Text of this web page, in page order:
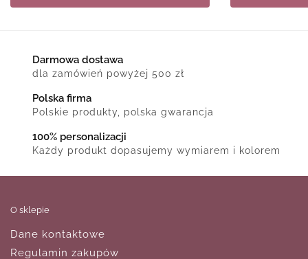
Darmowa dostawa
dla zamówień powyżej 500 zł
Polska firma
Polskie produkty, polska gwarancja
100% personalizacji
Każdy produkt dopasujemy wymiarem i kolorem
O sklepie
Dane kontaktowe
Regulamin zakupów